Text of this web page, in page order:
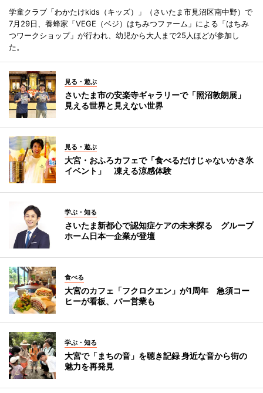
学童クラブ「わかたけkids（キッズ）」（さいたま市見沼区南中野）で
7月29日、養蜂家「VEGE（ベジ）はちみつファーム」による「はちみ
つワークショップ」が行われ、幼児から大人まで25人ほどが参加し
た。
見る・遊ぶ
さいたま市の安楽寺ギャラリーで「照沼敦朗展」
見える世界と見えない世界
見る・遊ぶ
大宮・おふろカフェで「食べるだけじゃないかき氷
イベント」 凍える涼感体験
学ぶ・知る
さいたま新都心で認知症ケアの未来探る グループ
ホーム日本一企業が登壇
食べる
大宮のカフェ「フクロクエン」が1周年 急須コー
ヒーが看板、バー営業も
学ぶ・知る
大宮で「まちの音」を聴き記録 身近な音から街の
魅力を再発見